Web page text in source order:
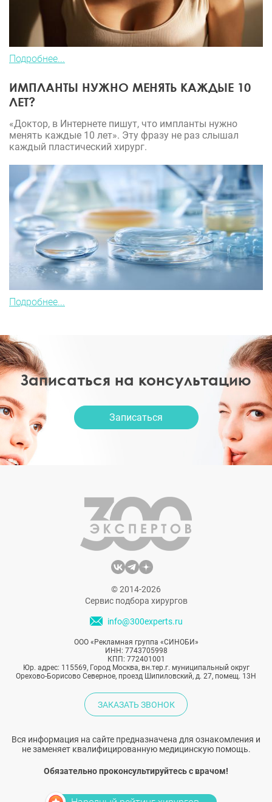
Подробнее...
ИМПЛАНТЫ НУЖНО МЕНЯТЬ КАЖДЫЕ 10
ЛЕТ?
«Доктор, в Интернете пишут, что импланты нужно
менять каждые 10 лет». Эту фразу не раз слышал
каждый пластический хирург.
Подробнее...
Записаться на консультацию
Записаться
© 2014-2026
Сервис подбора хирургов
info@300experts.ru
ООО «Рекламная группа «СИНОБИ»
ИНН: 7743705998
КПП: 772401001
Юр. адрес: 115569, Город Москва, вн.тер.г. муниципальный округ
Орехово-Борисово Северное, проезд Шипиловский, д. 27, помещ. 13Н
ЗАКАЗАТЬ ЗВОНОК
Вся информация на сайте предназначена для ознакомления и
не заменяет квалифицированную медицинскую помощь.
Обязательно проконсультируйтесь с врачом!